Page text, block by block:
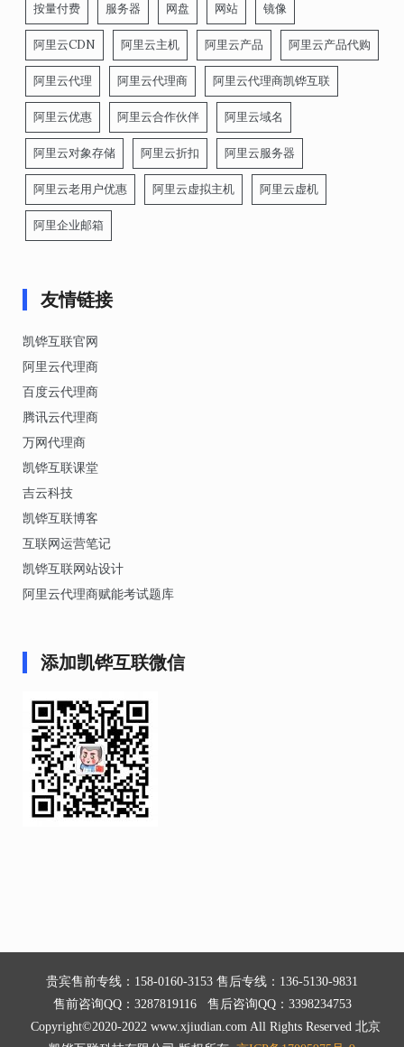
按量付费 服务器 网盘 网站 镜像
阿里云CDN 阿里云主机 阿里云产品 阿里云产品代购
阿里云代理 阿里云代理商 阿里云代理商凯铧互联
阿里云优惠 阿里云合作伙伴 阿里云域名
阿里云对象存储 阿里云折扣 阿里云服务器
阿里云老用户优惠 阿里云虚拟主机 阿里云虚机
阿里企业邮箱
友情链接
凯铧互联官网
阿里云代理商
百度云代理商
腾讯云代理商
万网代理商
凯铧互联课堂
吉云科技
凯铧互联博客
互联网运营笔记
凯铧互联网站设计
阿里云代理商赋能考试题库
添加凯铧互联微信
贵宾售前专线：158-0160-3153 售后专线：136-5130-9831
售前咨询QQ：3287819116 售后咨询QQ：3398234753
Copyright©2020-2022 www.xjiudian.com All Rights Reserved 北京